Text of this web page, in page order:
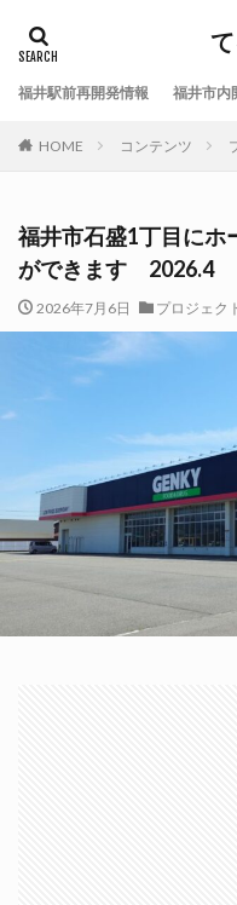
福井駅前再開発情報 福井市内
HOME コンテンツ
福井市石盛1丁目にホ
ができます 2026.4
2026年7月6日 プロジェク